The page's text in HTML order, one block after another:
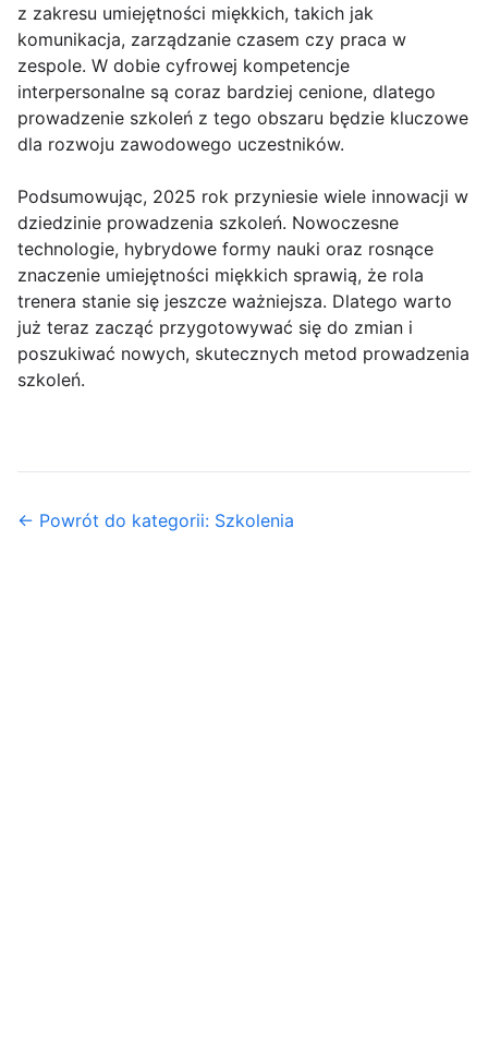
z zakresu umiejętności miękkich, takich jak
komunikacja, zarządzanie czasem czy praca w
zespole. W dobie cyfrowej kompetencje
interpersonalne są coraz bardziej cenione, dlatego
prowadzenie szkoleń z tego obszaru będzie kluczowe
dla rozwoju zawodowego uczestników.
Podsumowując, 2025 rok przyniesie wiele innowacji w
dziedzinie prowadzenia szkoleń. Nowoczesne
technologie, hybrydowe formy nauki oraz rosnące
znaczenie umiejętności miękkich sprawią, że rola
trenera stanie się jeszcze ważniejsza. Dlatego warto
już teraz zacząć przygotowywać się do zmian i
poszukiwać nowych, skutecznych metod prowadzenia
szkoleń.
← Powrót do kategorii: Szkolenia